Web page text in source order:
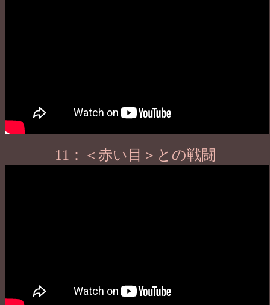
11：＜赤い目＞との戦闘